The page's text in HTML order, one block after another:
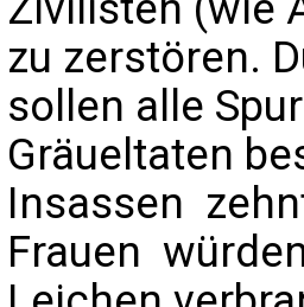
zu zerstören.
sollen alle
Gräueltaten
Insassen 
Frauen 